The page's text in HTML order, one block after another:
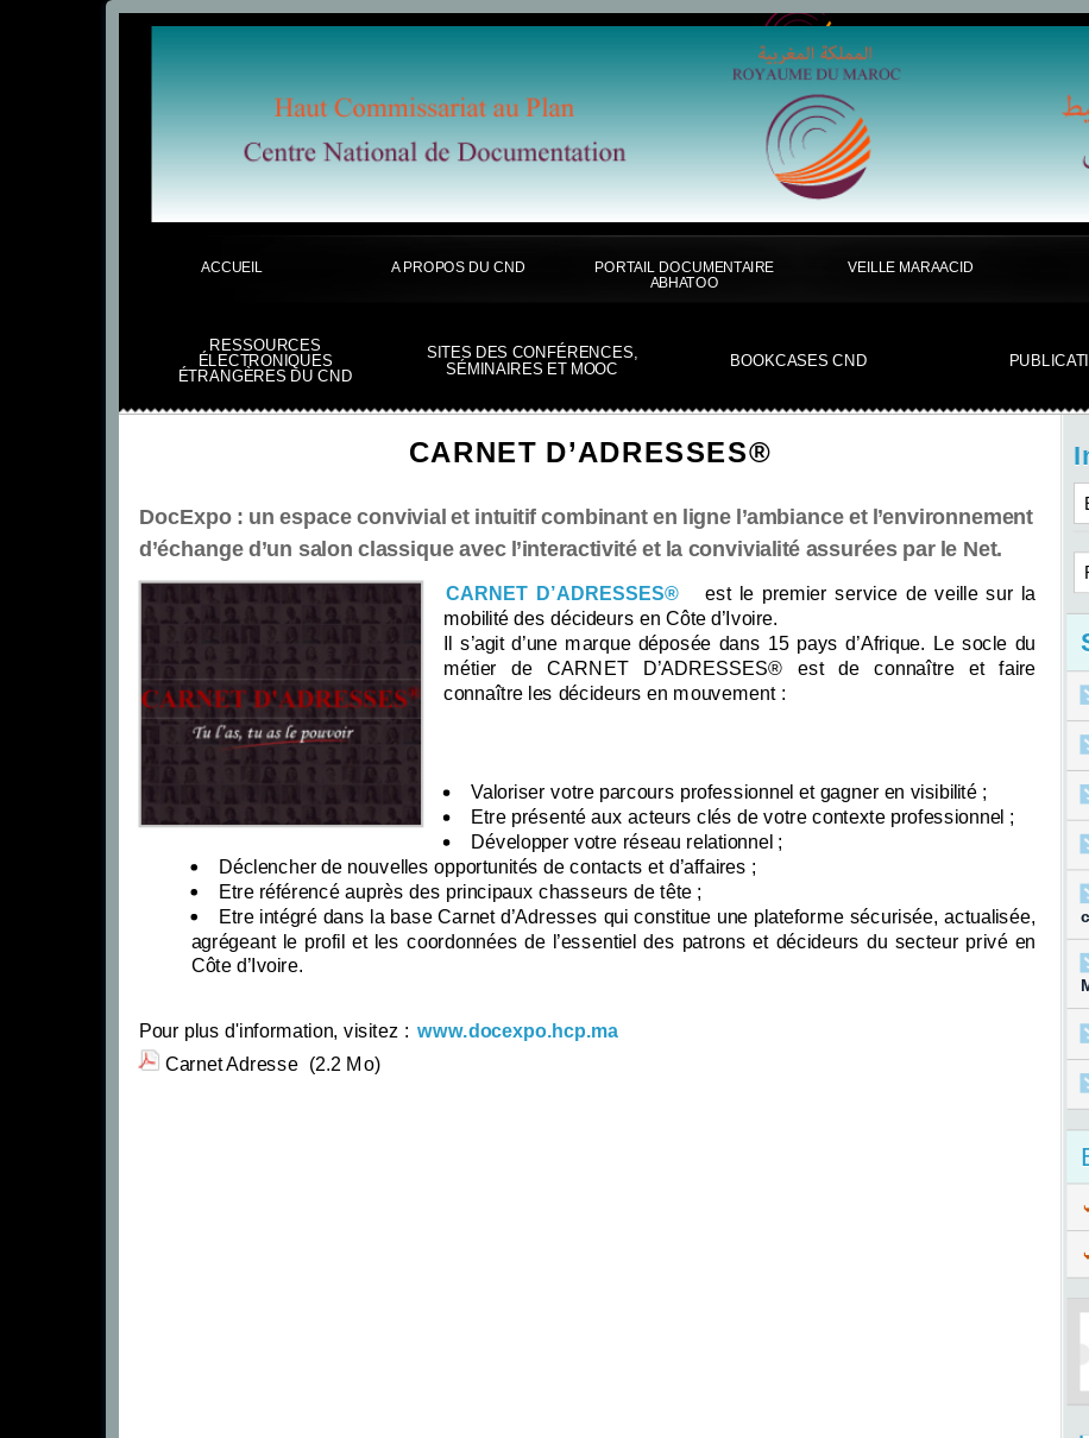
ACCUEIL A PROPOS DU CND PORTAIL DOCUMENTAIRE
ABHATOO
VEILLE MARAACID
RESSOURCES
ÉLECTRONIQUES
ÉTRANGÈRES DU CND
SITES DES CONFÉRENCES,
SÉMINAIRES ET MOOC
BOOKCASES CND
CARNET D’ADRESSES®
DocExpo : un espace convivial et intuitif combinant en ligne l’ambiance et l’environnement
d’échange d’un salon classique avec l’interactivité et la convivialité assurées par le Net.
CARNET D’ADRESSES®
est le premier service de veille sur la
mobilité des décideurs en Côte d’Ivoire.
Il s’agit d’une marque déposée dans 15 pays d’Afrique. Le socle du
métier de CARNET D’ADRESSES® est de connaître et faire
connaître les décideurs en mouvement :
Valoriser votre parcours professionnel et gagner en visibilité ;
Etre présenté aux acteurs clés de votre contexte professionnel ;
Développer votre réseau relationnel ;
Déclencher de nouvelles opportunités de contacts et d’affaires ;
Etre référencé auprès des principaux chasseurs de tête ;
Etre intégré dans la base Carnet d’Adresses qui constitue une plateforme sécurisée, actualisée,
agrégeant le profil et les coordonnées de l’essentiel des patrons et décideurs du secteur privé en
Côte d’Ivoire.
Pour plus d'information, visitez : www.docexpo.hcp.ma
Carnet Adresse (2.2 Mo)